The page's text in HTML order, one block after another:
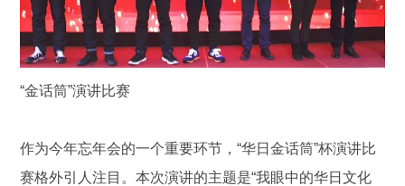
“金话筒”演讲比赛
作为今年忘年会的一个重要环节，“华日金话筒”杯演讲比
赛格外引人注目。本次演讲的主题是“我眼中的华日文化